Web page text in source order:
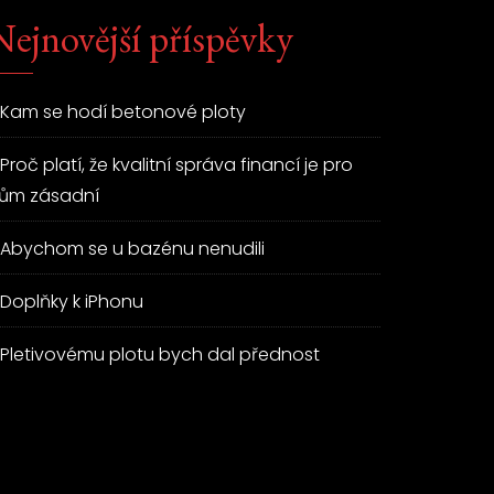
příspěvky
Kam se hodí betonové ploty
Proč platí, že kvalitní správa financí je pro
zásadní
Abychom se u bazénu nenudili
Doplňky k iPhonu
Pletivovému plotu bych dal přednost